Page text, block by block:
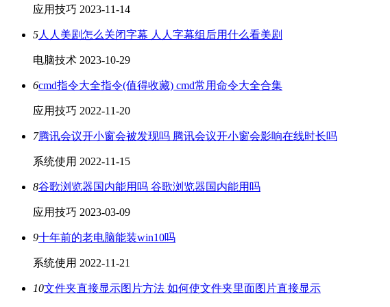
应用技巧 2023-11-14
5人人美剧怎么关闭字幕 人人字幕组后用什么看美剧
电脑技术 2023-10-29
6cmd指令大全指令(值得收藏) cmd常用命令大全合集
应用技巧 2022-11-20
7腾讯会议开小窗会被发现吗 腾讯会议开小窗会影响在线时长吗
系统使用 2022-11-15
8谷歌浏览器国内能用吗 谷歌浏览器国内能用吗
应用技巧 2023-03-09
9十年前的老电脑能装win10吗
系统使用 2022-11-21
10文件夹直接显示图片方法 如何使文件夹里面图片直接显示